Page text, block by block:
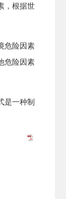
，根据世
危险因素
危险因素
是一种制